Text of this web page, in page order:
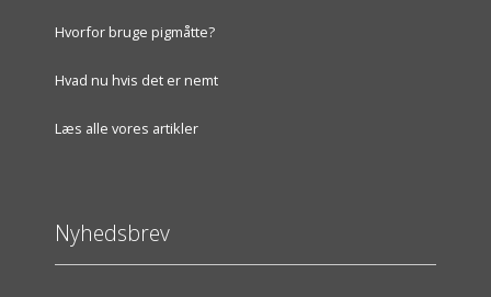
Hvorfor bruge pigmåtte?
Hvad nu hvis det er nemt
Læs alle vores artikler
Nyhedsbrev